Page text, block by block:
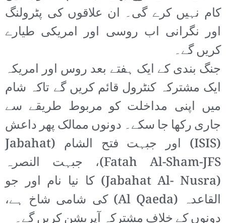
کام نہیں کرے گی۔ ان علاقوں کی پٹرولنگ
اور نگرانی اب روسی اور امریکی طیارے
کریں گے۔
جنگ بندی کے ایک ہفتے بعد روس اور امریکہ
ایک مشترکہ کنٹرول قائم کریں گے تاکہ شام
میں اپنی مداخلت کو مربوط طریقے سے
جاری رکھا جا سکے۔ دونوں ممالک پھر داعش
(ISIS) اور جبہت فتح الشام (Jabahat
Fatah Al-Sham-JFS)، جبہت النصرہ
(Jabahat Al- Nusra) کا نیا نام اور جو
القاعدہ (Al Qaeda) کی شامی شاخ ہے،